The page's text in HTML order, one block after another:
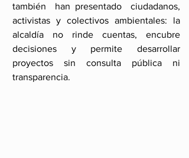
también  han presentado  ciudadanos,
activistas y colectivos ambientales: la
alcaldía no rinde cuentas, encubre
decisiones y permite desarrollar
proyectos sin consulta pública ni
transparencia.